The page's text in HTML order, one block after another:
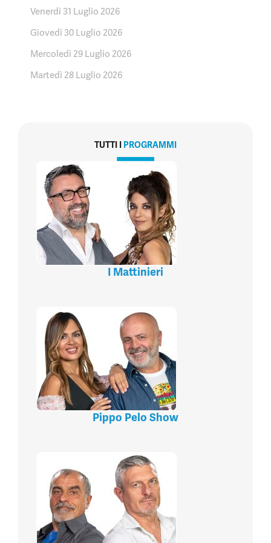
Venerdì 31 Luglio 2026
Giovedì 30 Luglio 2026
Mercoledì 29 Luglio 2026
Martedì 28 Luglio 2026
TUTTI I PROGRAMMI
I Mattinieri
Pippo Pelo Show